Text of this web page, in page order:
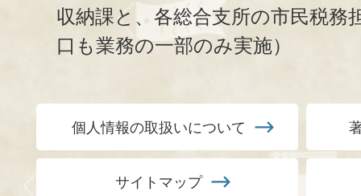
収納課と、 各総合支所の市民税務
口も業務の一部のみ実施）
個人情報の取扱いについて
サイトマップ